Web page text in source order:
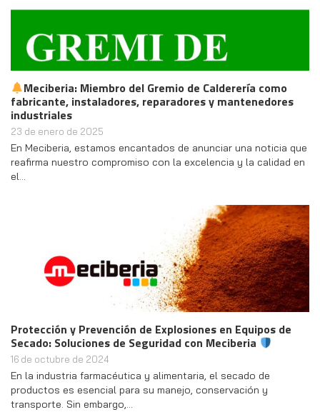
Meciberia: Miembro del Gremio de Calderería como
fabricante, instaladores, reparadores y mantenedores
industriales
23 de enero de 2025
En Meciberia, estamos encantados de anunciar una noticia que
reafirma nuestro compromiso con la excelencia y la calidad en
el…
Protección y Prevención de Explosiones en Equipos de
Secado: Soluciones de Seguridad con Meciberia
16 de octubre de 2024
En la industria farmacéutica y alimentaria, el secado de
productos es esencial para su manejo, conservación y
transporte. Sin embargo,…